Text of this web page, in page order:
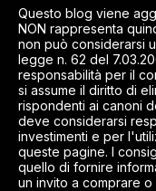
Questo blog viene
NON rappresenta
non può considerarsi
legge n. 62 del
responsabilità per il
si assume il diritto di
rispondenti ai canoni
deve considerarsi
investimenti e per
queste pagine. I
quello di fornire
un invito a comprare